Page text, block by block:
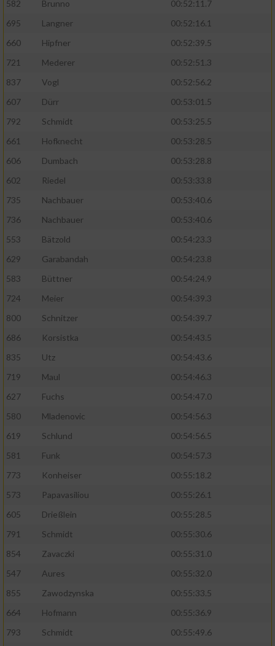
582
Brunno
00:52:11.7
695
Langner
00:52:16.1
660
Hipfner
00:52:39.5
721
Mederer
00:52:51.3
837
Vogl
00:52:56.2
607
Dürr
00:53:01.5
792
Schmidt
00:53:25.5
661
Hofknecht
00:53:28.5
606
Dumbach
00:53:28.8
602
Riedel
00:53:33.8
735
Nachbauer
00:53:40.6
736
Nachbauer
00:53:40.6
553
Bätzold
00:54:23.3
629
Garabandah
00:54:23.8
583
Büttner
00:54:24.9
724
Meier
00:54:39.3
800
Schnitzer
00:54:39.7
686
Korsistka
00:54:43.5
835
Utz
00:54:43.6
719
Maul
00:54:46.3
627
Fuchs
00:54:47.0
580
Mladenovic
00:54:56.3
619
Schlund
00:54:56.5
581
Funk
00:54:57.3
773
Konheiser
00:55:18.2
573
Papavasiliou
00:55:26.1
605
Drießlein
00:55:28.5
791
Schmidt
00:55:30.6
854
Zavaczki
00:55:31.0
547
Aures
00:55:32.0
855
Zawodzynska
00:55:33.5
664
Hofmann
00:55:36.9
793
Schmidt
00:55:49.6
Verwendung reduzierter Daten zur Auswahl
von Werbeanzeigen
Werbung
personalisierter Werbung
von Inhalten
personalisierter Inhalte
Messung der Werbeleistung
Analyse von Zielgruppen durch Statistiken
oder Kombinationen von Daten aus
verschiedenen Quellen
Verwendung reduzierter Daten zur Auswahl
von Inhalten
IAB-Besonderheiten:
Verwendung genauer Standortdaten
Geräte anhand von aktiv angeforderten
Informationen identifizieren
Notwendig